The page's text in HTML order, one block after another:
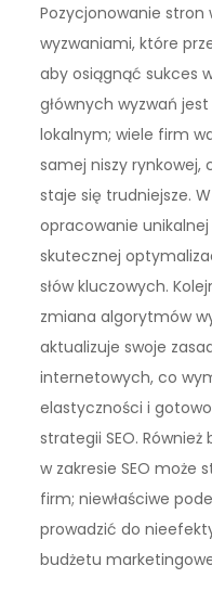
Pozycjonowanie stron
wyzwaniami, które
aby osiągnąć sukces
głównych wyzwań
lokalnym; wiele firm
samej niszy rynkowej,
staje się trudniejsze.
opracowanie
skutecznej
słów kluczowych.
zmiana algorytmów
aktualizuje swoje
internetowych, co
elastyczności i
strategii SEO.
w zakresie SEO może
firm; niewłaściwe
prowadzić do
budżetu